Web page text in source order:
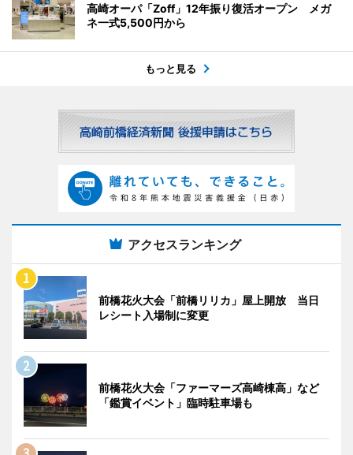
高崎オーパ「Zoff」12年振り復活オープン メガ
ネ一式5,500円から
もっと見る
アクセスランキング
前橋花火大会「前橋リリカ」屋上開放 当日
レシート入場制に変更
前橋花火大会「ファーマーズ高崎棟高」など
「鑑賞イベント」臨時駐車場も